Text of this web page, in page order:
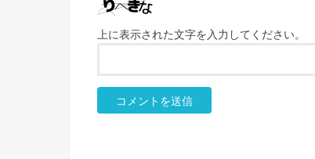
上に表示された文字を入力してください。